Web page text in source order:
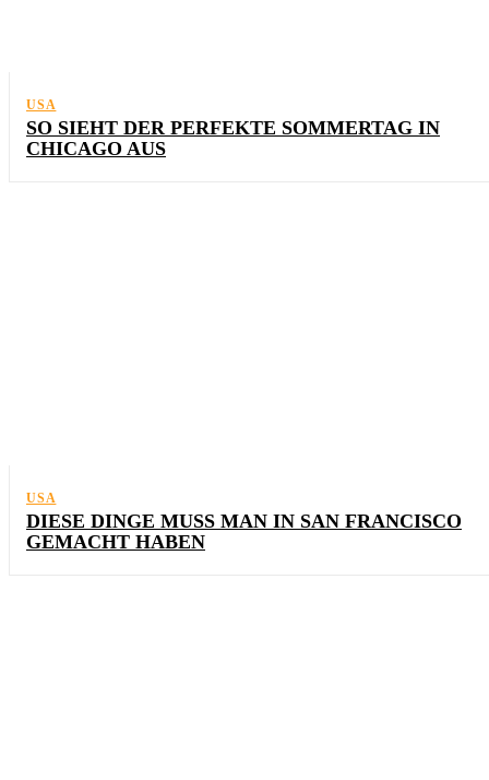
USA
SO SIEHT DER PERFEKTE SOMMERTAG IN
CHICAGO AUS
USA
DIESE DINGE MUSS MAN IN SAN FRANCISCO
GEMACHT HABEN